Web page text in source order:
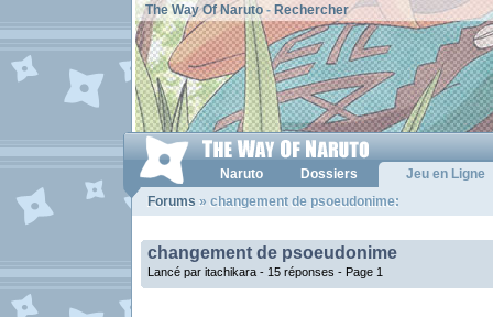
The Way Of Naruto- Rechercher
Naruto Dossiers
Jeu en Ligne
Forums » changement de psoeudonime:
changement de psoeudonime
Lancé par itachikara - 15 réponses - Page 1